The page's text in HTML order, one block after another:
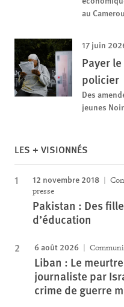
au
17 juin
Payer
policier
Des
jeunes
LES + VISIONNÉS
12 novembre 2018
presse
Pakistan : Des
d’éducation
6 août 2026
Liban : Le
journaliste par
crime de guerre